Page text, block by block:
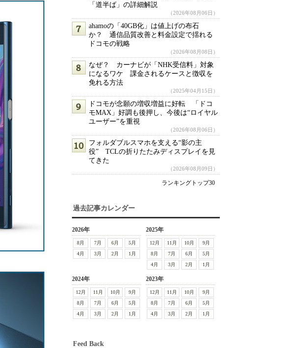
「道半ば」の詳細解説
（2026年08月06日）
ahamoの「40GB化」は値上げの布石
か？ 通信品質改善と料金設定で揺れる
ドコモの戦略
（2026年08月08日）
なぜ？ カーナビが「NHK受信料」対象
になるワケ 課金されるケースと徴収を
免れる方法
（2025年04月15日）
ドコモが念願の増収増益に好転 「ドコ
モMAX」好調も後押し、今後は“ロイヤル
ユーザー”を重視
（2026年08月06日）
フォルダブルスマホを支える“影の主
役” TCLの折りたたみディスプレイを見
てきた
（2026年08月09日）
ランキングトップ30
過去記事カレンダー
2026年
8月 7月 6月
5月
4月
3月 2月 1月
2025年
12月 11月 10月
9月
8月
7月 6月
5月
4月
3月 2月 1月
2024年
12月 11月 10月
9月
8月
7月 6月
5月
4月
3月 2月 1月
2023年
12月 11月 10月
9月
8月
7月 6月
5月
4月
3月 2月 1月
Feed Back